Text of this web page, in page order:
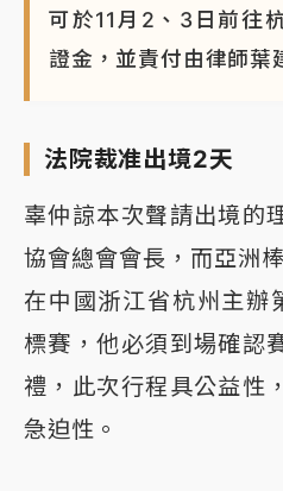
可於11月2、3日前往
證金，並責付由律師葉
法院裁准出境2天
辜仲諒本次聲請出境的
協會總會會長，而亞洲
在中國浙江省杭州主辦
標賽，他必須到場確認
禮，此次行程具公益性
急迫性。